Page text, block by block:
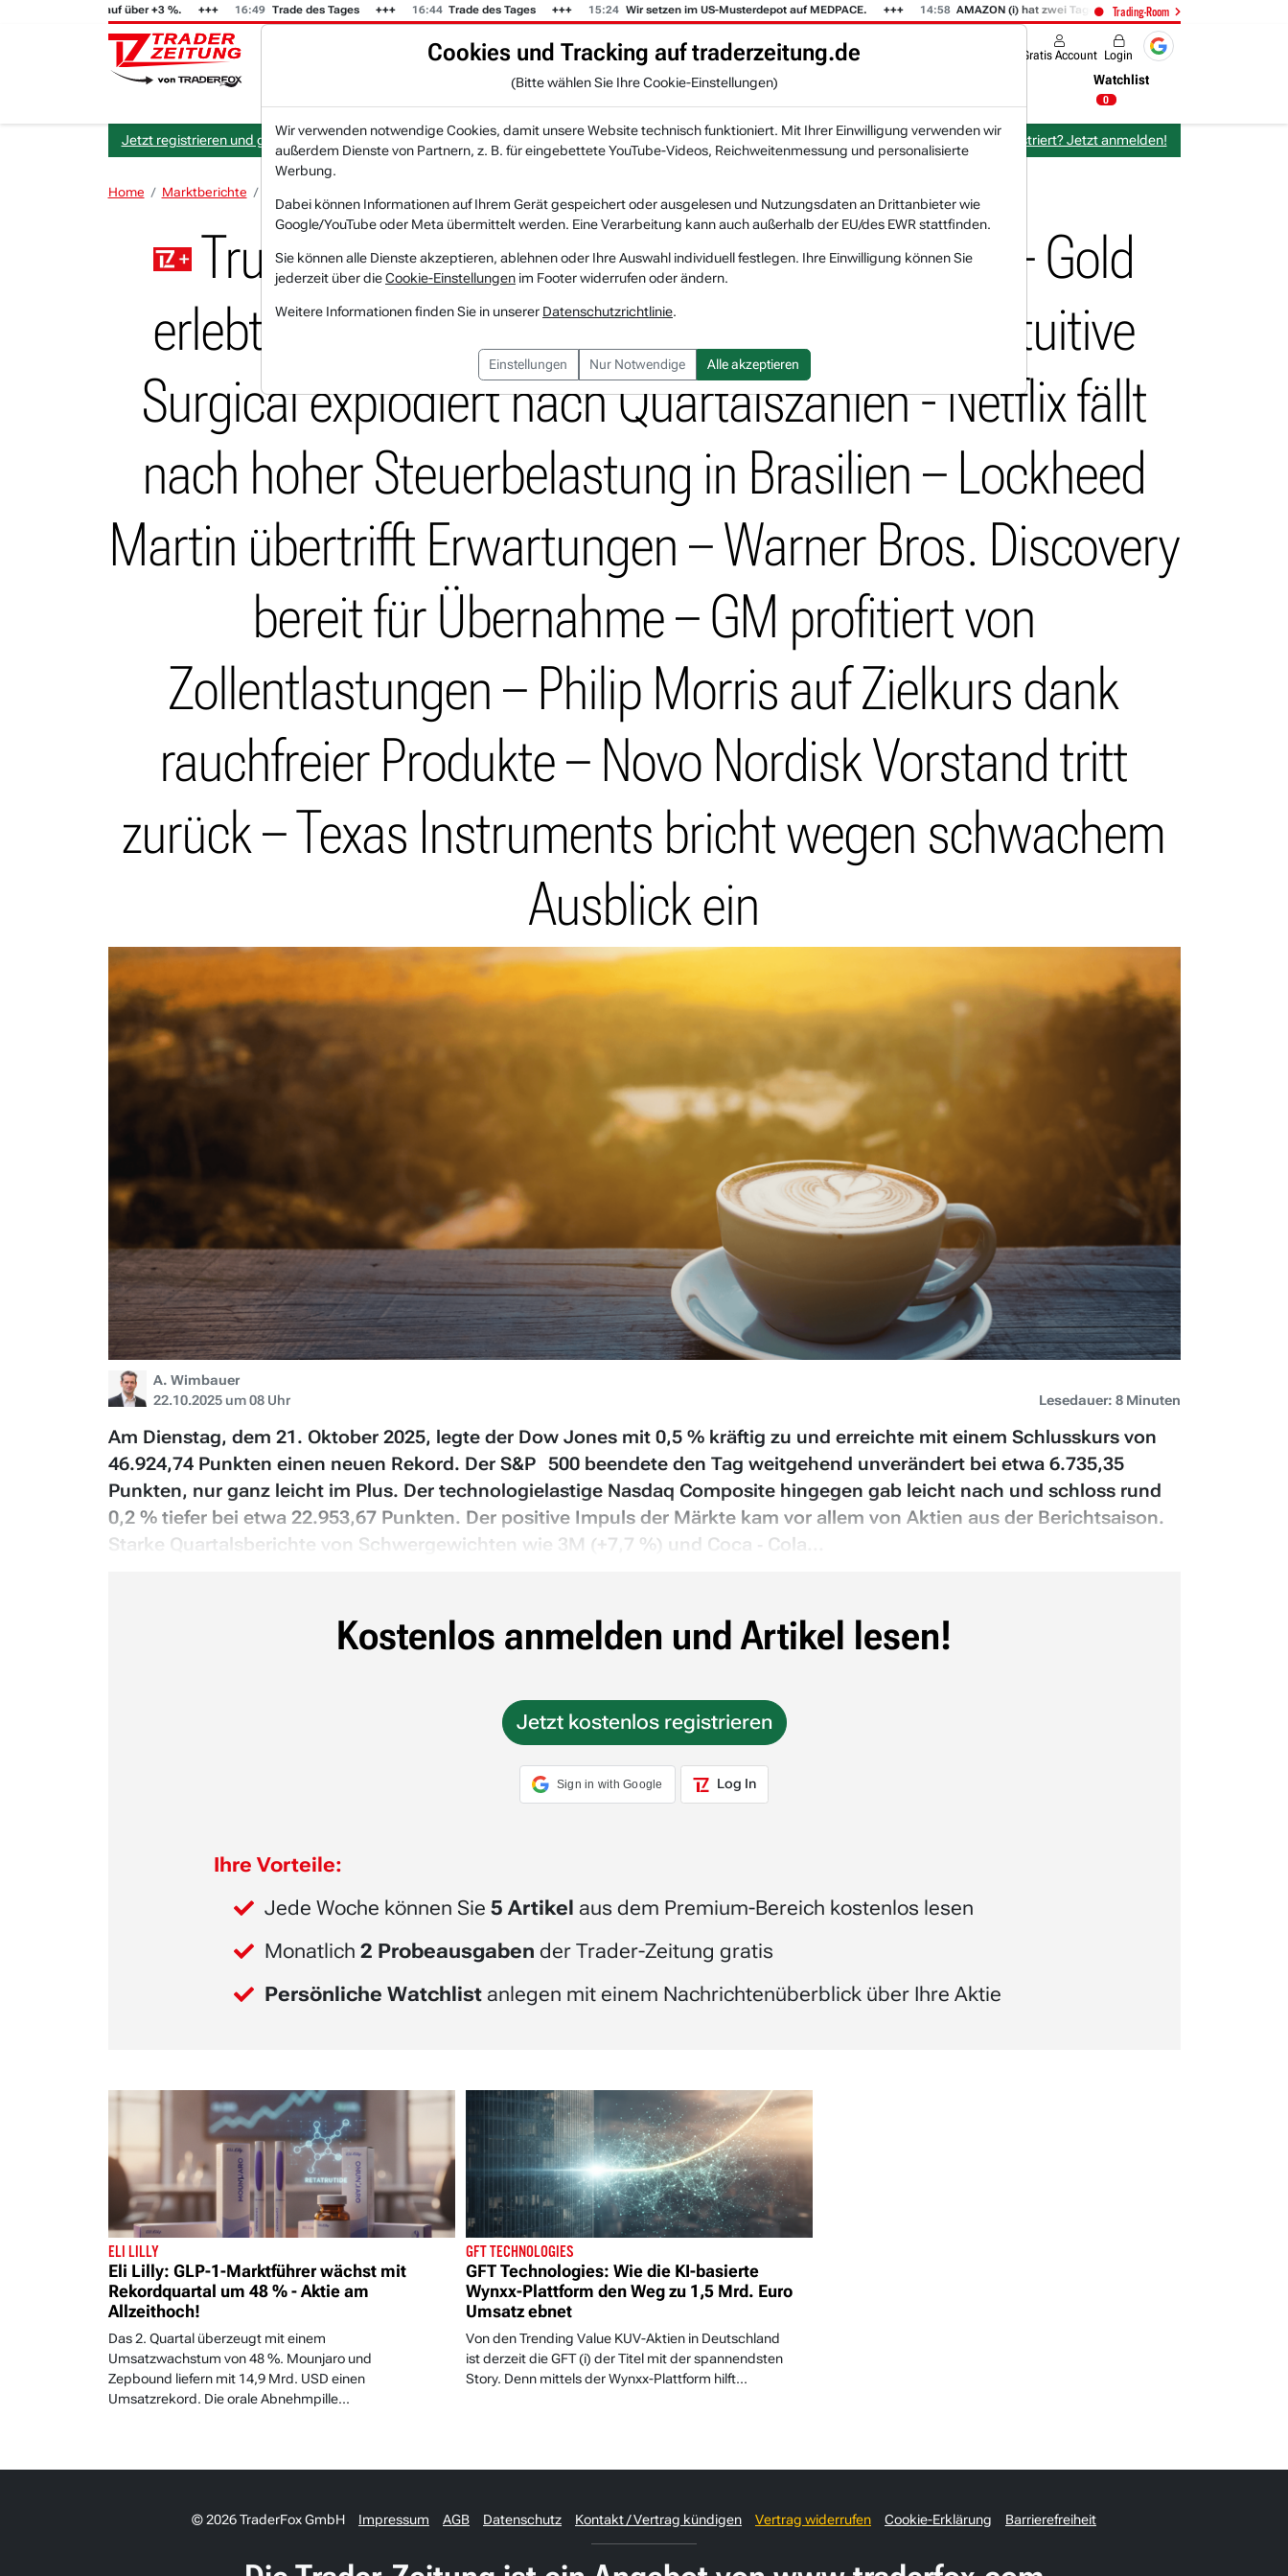
Trading-Room
von -4 % auf über +3 %. 16:49 Trade des Tages 16:44 Trade des Tages 15:24 Wir setzen im US-Musterdepot auf MEDPACE. 14:58 AMAZON (i) hat zwei Tage konsolidiert. 14:35
Gratis Account Login
KI-Agenten NEU Zeitung Rankings & Trends Watchlist
0
Jetzt registrieren und gratis Artikel lesen. Bereits bei TraderFox registriert? Jetzt anmelden!
Home Marktberichte
Trump-Putin-Gipfel in Budapest abgesagt – Gold
erlebt größten Kursrutsch seit 10 Jahren – Intuitive
Surgical explodiert nach Quartalszahlen - Netflix fällt
nach hoher Steuerbelastung in Brasilien – Lockheed
Martin übertrifft Erwartungen – Warner Bros. Discovery
bereit für Übernahme – GM profitiert von
Zollentlastungen – Philip Morris auf Zielkurs dank
rauchfreier Produkte – Novo Nordisk Vorstand tritt
zurück – Texas Instruments bricht wegen schwachem
Ausblick ein
A. Wimbauer
22.10.2025 um 08 Uhr
Lesedauer: 8 Minuten
Am Dienstag, dem 21. Oktober 2025, legte der Dow Jones mit 0,5 % kräftig zu und erreichte mit einem Schlusskurs von
46.924,74 Punkten einen neuen Rekord. Der S&P 500 beendete den Tag weitgehend unverändert bei etwa 6.735,35
Punkten, nur ganz leicht im Plus. Der technologielastige Nasdaq Composite hingegen gab leicht nach und schloss rund
0,2 % tiefer bei etwa 22.953,67 Punkten. Der positive Impuls der Märkte kam vor allem von Aktien aus der Berichtsaison.
Starke Quartalsberichte von Schwergewichten wie 3M (+7,7 %) und Coca ‑ Cola...
Kostenlos anmelden und Artikel lesen!
Jetzt kostenlos registrieren
Sign in with Google Log In
Ihre Vorteile:
Jede Woche können Sie 5 Artikel aus dem Premium-Bereich kostenlos lesen
Monatlich 2 Probeausgaben der Trader-Zeitung gratis
Persönliche Watchlistanlegen mit einem Nachrichtenüberblick über Ihre Aktie
ELI LILLY
Eli Lilly: GLP-1-Marktführer wächst mit
Rekordquartal um 48 % - Aktie am
Allzeithoch!
Das 2. Quartal überzeugt mit einem
Umsatzwachstum von 48 %. Mounjaro und
Zepbound liefern mit 14,9 Mrd. USD einen
Umsatzrekord. Die orale Abnehmpille...
GFT TECHNOLOGIES
GFT Technologies: Wie die KI-basierte
Wynxx-Plattform den Weg zu 1,5 Mrd. Euro
Umsatz ebnet
Von den Trending Value KUV-Aktien in Deutschland
ist derzeit die GFT (i) der Titel mit der spannendsten
Story. Denn mittels der Wynxx-Plattform hilft...
© 2026 TraderFox GmbH Impressum AGB Datenschutz Kontakt / Vertrag kündigen Vertrag widerrufen Cookie-Erklärung Barrierefreiheit
Cookies und Tracking auf traderzeitung.de
(Bitte wählen Sie Ihre Cookie-Einstellungen)
Wir verwenden notwendige Cookies, damit unsere Website technisch funktioniert. Mit Ihrer Einwilligung verwenden wir
außerdem Dienste von Partnern, z. B. für eingebettete YouTube-Videos, Reichweitenmessung und personalisierte
Werbung.
Dabei können Informationen auf Ihrem Gerät gespeichert oder ausgelesen und Nutzungsdaten an Drittanbieter wie
Google/YouTube oder Meta übermittelt werden. Eine Verarbeitung kann auch außerhalb der EU/des EWR stattfinden.
Sie können alle Dienste akzeptieren, ablehnen oder Ihre Auswahl individuell festlegen. Ihre Einwilligung können Sie
jederzeit über dieCookie-Einstellungen im Footer widerrufen oder ändern.
Weitere Informationen finden Sie in unserer Datenschutzrichtlinie.
Einstellungen Nur Notwendige Alle akzeptieren